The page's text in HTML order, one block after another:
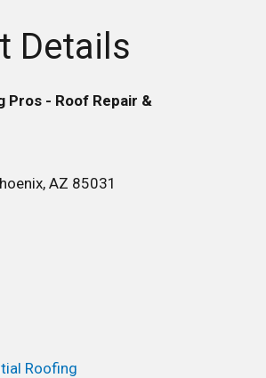
Details
Pros - Roof Repair &
AZ 85031
Roofing